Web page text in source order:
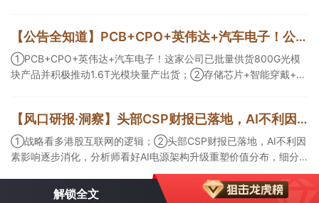
换芯片已经由送样验证逐步进入小批量应用，中低速率产品替代有
望加快，400G、800G产品正进入认证和导入阶段。
【公告全知道】PCB+CPO+英伟达+汽车电子！公司已批量供货800G光模块
①PCB+CPO+英伟达+汽车电子！这家公司已批量供货800G光模
块产品并积极推动1.6T光模块量产出货；②存储芯片+智能穿戴+华
【风口研报·洞察】头部CSP财报已落地，AI不利因素影响逐步消化，分析师看好AI电源架构升级重塑价值分布，细分龙头迈入放量验证阶段；战略看多港股互联网的逻辑
①战略看多港股互联网的逻辑；②头部CSP财报已落地，AI不利因
素影响逐步消化，分析师看好AI电源架构升级重塑价值分布，细分
龙头迈入放量验证阶段；③今日全市场机构研报共发布122篇，康
龙化成、江淮汽车评级得到上调，9家公司获得首度覆盖，其中乔锋
解锁全文